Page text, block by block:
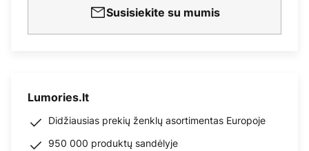
Susisiekite su mumis
Lumories.lt
Didžiausias prekių ženklų asortimentas Europoje
950 000 produktų sandėlyje